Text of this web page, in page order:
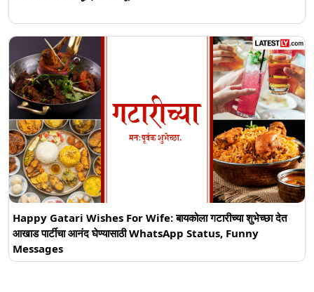
Happy Gatari Wishes For Wife: बायकोला गटारीच्या शुभेच्छा देत
आखाड पार्टीचा आनंद घेण्यासाठी WhatsApp Status, Funny
Messages